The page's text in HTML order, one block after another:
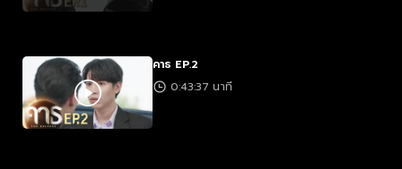
คาธ EP.2
0:43:37 นาที